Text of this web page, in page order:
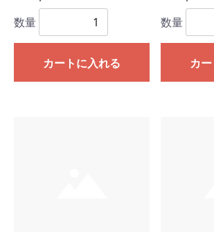
数量
カートに入れる
数量
カ